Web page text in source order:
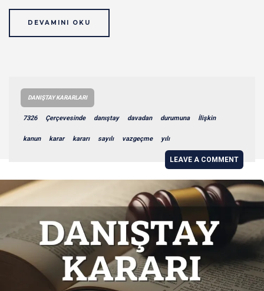
DEVAMINI OKU
DANIŞTAY KARARLARI
7326 Çerçevesinde danıştay davadan durumuna İlişkin
kanun karar kararı sayılı vazgeçme yılı
LEAVE A COMMENT